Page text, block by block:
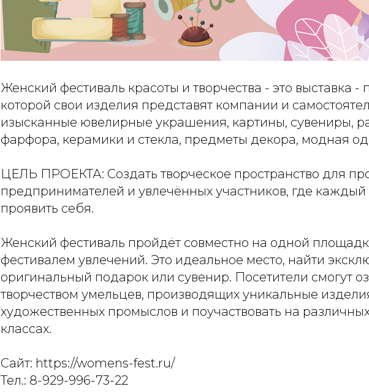
Женский фестиваль красоты и творчества - это выставка -
которой свои изделия представят компании и
изысканные ювелирные украшения, картины, сувениры,
фарфора, керамики и стекла, предметы декора, модная
ЦЕЛЬ ПРОЕКТА: Создать творческое пространство для
предпринимателей и увлечённых участников, где
проявить себя.
Женский фестиваль пройдёт совместно на одной
фестивалем увлечений. Это идеальное место, найти
оригинальный подарок или сувенир. Посетители смогут
творчеством умельцев, производящих уникальные
художественных промыслов и поучаствовать на
классах.
Сайт: https://womens-fest.ru/
Тел.: 8-929-996-73-22